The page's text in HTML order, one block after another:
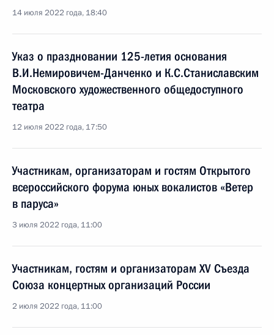
14 июля 2022 года, 18:40
Указ о праздновании 125-летия основания
В.И.Немировичем-Данченко и К.С.Станиславским
Московского художественного общедоступного
театра
12 июля 2022 года, 17:50
Участникам, организаторам и гостям Открытого
всероссийского форума юных вокалистов «Ветер
в паруса»
3 июля 2022 года, 11:00
Участникам, гостям и организаторам XV Съезда
Союза концертных организаций России
2 июля 2022 года, 11:00